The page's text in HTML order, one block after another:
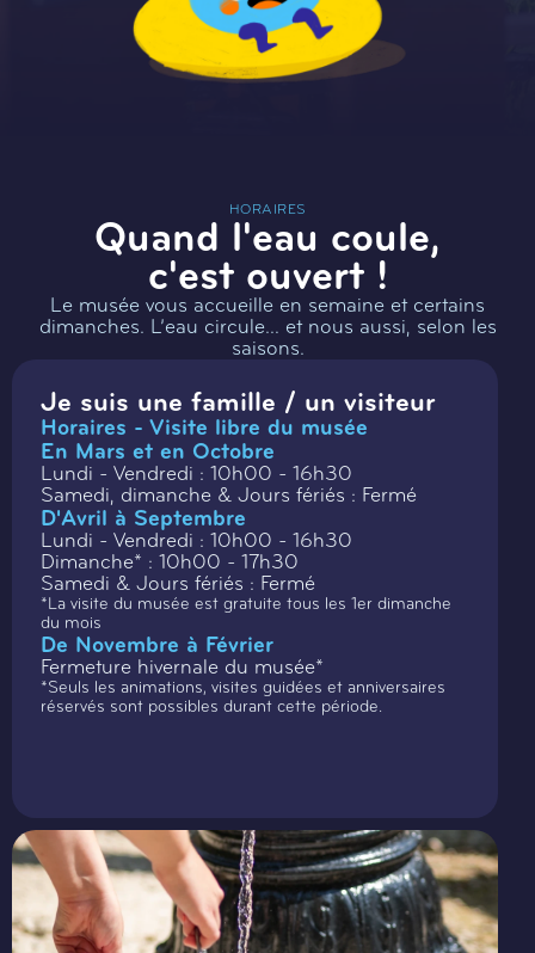
HORAIRES
Quand l'eau coule,
c'est ouvert !
Le musée vous accueille en semaine et certains
dimanches. L’eau circule… et nous aussi, selon les
saisons.
Je suis une famille / un visiteur
Horaires - Visite libre du musée
En Mars et en Octobre
Lundi - Vendredi : 10h00 - 16h30
Samedi, dimanche & Jours fériés : Fermé
D'Avril à Septembre
Lundi - Vendredi : 10h00 - 16h30
Dimanche* : 10h00 - 17h30
Samedi & Jours fériés : Fermé
*La visite du musée est gratuite tous les 1er dimanche
du mois
De Novembre à Février
Fermeture hivernale du musée*
*Seuls les animations, visites guidées et anniversaires
réservés sont possibles durant cette période.